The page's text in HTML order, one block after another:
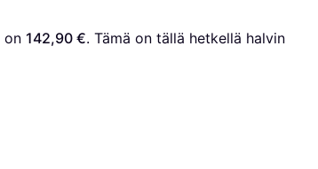
on 142,90 €. Tämä on tällä hetkellä halvin